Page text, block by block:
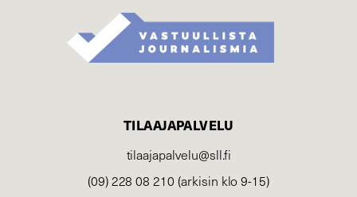
TILAAJAPALVELU
tilaajapalvelu@sll.fi
(09) 228 08 210 (arkisin klo 9-15)